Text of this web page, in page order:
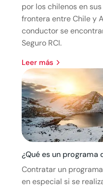
por los chilenos en
frontera entre Chile y
conductor se
Seguro RCI.
leer más
¿Qué es un programa
Contratar un
en especial si se